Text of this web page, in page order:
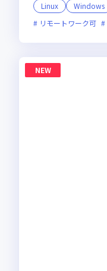
Linux
Windows
リモートワーク可
NEW